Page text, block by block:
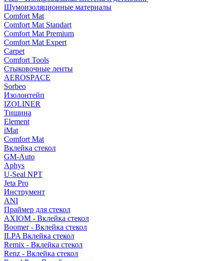
Шумоизоляционные материалы
Comfort Mat
Comfort Mat Standart
Comfort Mat Premium
Comfort Mat Expert
Carpet
Comfort Tools
Стыковочные ленты
AEROSPACE
Sorbeo
Изолонтейп
IZOLINER
Тишина
Element
iMat
Comfort Mat
Вклейка стекол
GM-Auto
Aphys
U-Seal NPT
Jeta Pro
Инструмент
ANI
Праймер для стекол
AXIOM - Вклейка стекол
Boomer - Вклейка стекол
ILPA Вклейка стекол
Remix - Вклейка стекол
Renz - Вклейка стекол